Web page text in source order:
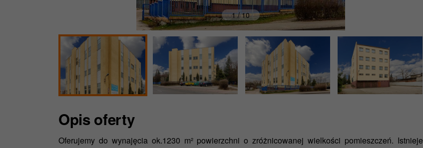
1 / 10
Opis oferty
Oferujemy do wynajęcia ok.1230 m² powierzchni o zróżnicowanej wielkości pomieszczeń. Istnieje